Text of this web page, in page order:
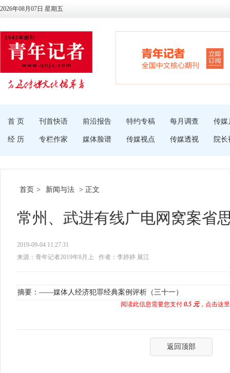
2026年08月07日 星期五
首 页 刊首快语 前沿报告 特约专稿 每月调查 传媒
经 历 专栏作家 媒体脸谱 传媒视点 传媒透视 院长
首页 > 新闻与法 > 正文
常州、武进有线广电网窝案省
2019-09-04 11:27:31
来源：青年记者2019年8月上
作者：李婷婷 展江
摘要：——媒体人经济犯罪经典案例评析（三十一）
阅读此信息需要您支付 0.5 元，点击这
返回顶部